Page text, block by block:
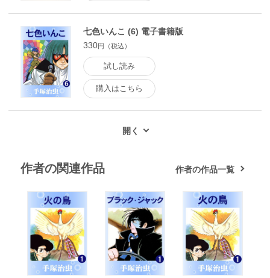
七色いんこ (6) 電子書籍版
330円（税込）
試し読み
購入はこちら
作者の関連作品 作者の作品一覧